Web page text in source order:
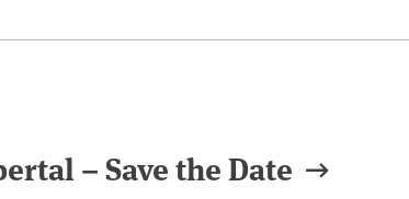
– Save the Date